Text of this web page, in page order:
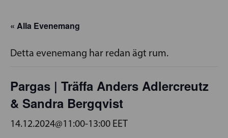
« Alla Evenemang
Detta evenemang har redan ägt rum.
Pargas | Träffa Anders Adlercreutz
& Sandra Bergqvist
14.12.2024@11:00-13:00 EET